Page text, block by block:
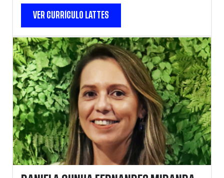
VER CURRÍCULO LATTES